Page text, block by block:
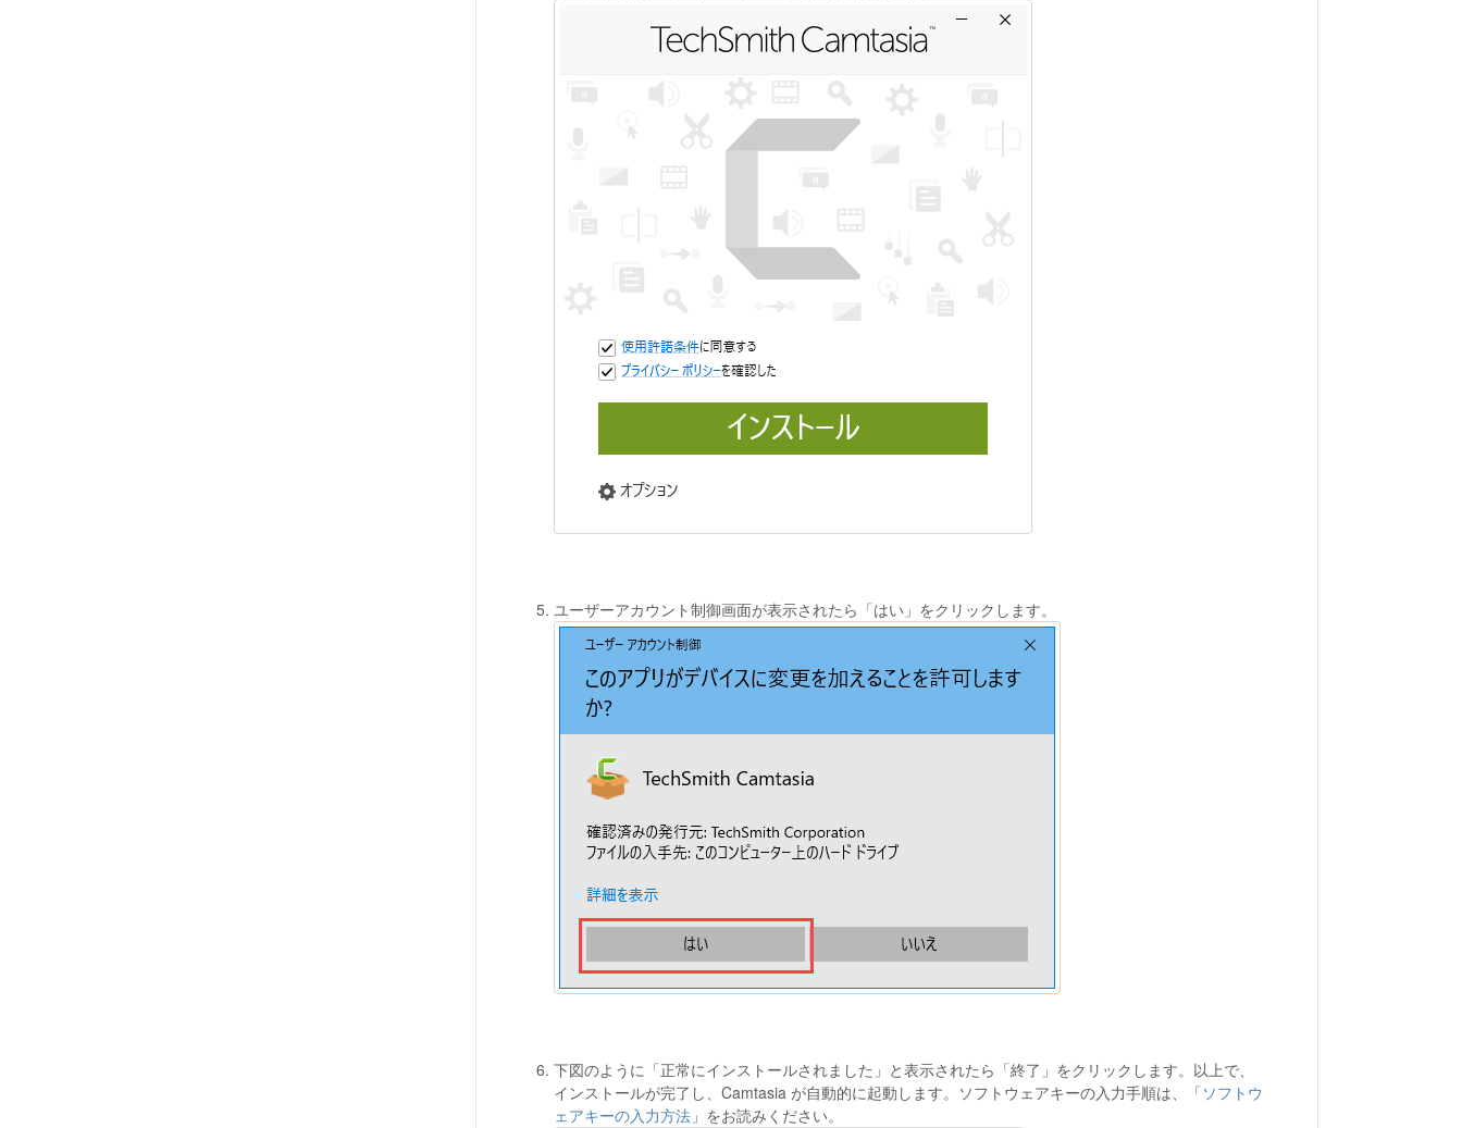
ユーザーアカウント制御画面が表示されたら「はい」をクリックします。
下図のように「正常にインストールされました」と表示されたら「終了」をクリックします。以上で、
インストールが完了し、Camtasia が自動的に起動します。ソフトウェアキーの入力手順は、「ソフトウ
ェアキーの入力方法」をお読みください。